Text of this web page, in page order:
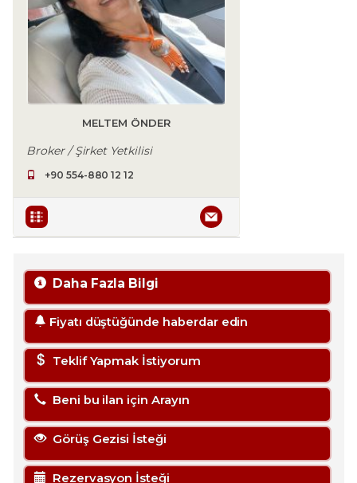
MELTEM ÖNDER
Broker / Şirket Yetkilisi
+90 554-880 12 12
Daha Fazla Bilgi
Fiyatı düştüğünde haberdar edin
Teklif Yapmak İstiyorum
Beni bu ilan için Arayın
Görüş Gezisi İsteği
Rezervasyon İsteği